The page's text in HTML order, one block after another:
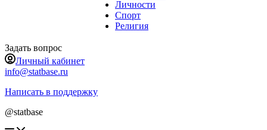
Личности
Спорт
Религия
Задать вопрос
Личный кабинет
info@statbase.ru
Написать в поддержку
@statbase